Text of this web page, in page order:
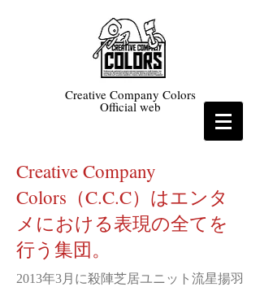
Creative Company Colors
Official web
Creative Company
Colors（C.C.C）はエンタ
メにおける表現の全てを
行う集団。
2013年3月に殺陣芝居ユニット流星揚羽